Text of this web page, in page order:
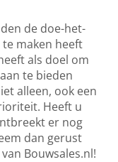
de doe-het-
maken heeft
als doel om
te bieden
alleen, ook een
Heeft u
er nog
dan gerust
Bouwsales.nl!